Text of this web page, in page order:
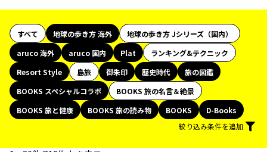
すべて 地球の歩き方 海外
地球の歩き方 Jシリーズ（国内）
aruco 海外
aruco 国内 Plat
ランキング&テクニック
Resort Style
島旅 御朱印 歴史時代
旅の図鑑
BOOKS スペシャルコラボ
BOOKS 旅の名言＆絶景
BOOKS 旅と健康
BOOKS 旅の読み物 BOOKS
D-Books
絞り込み条件を追加